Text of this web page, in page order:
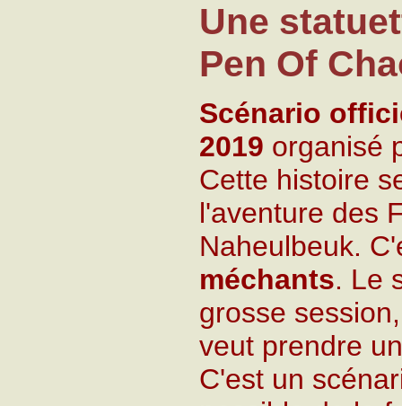
Une
Pen Of
Scénario
2019 organisé
Cette histoire
l'aventure des
Naheulbeuk.
méchants. Le
grosse
veut prendre
C'est un